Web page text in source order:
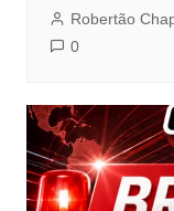
Robertão
0